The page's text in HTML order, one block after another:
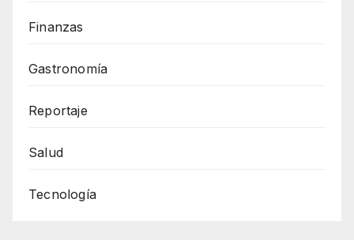
Finanzas
Gastronomía
Reportaje
Salud
Tecnología